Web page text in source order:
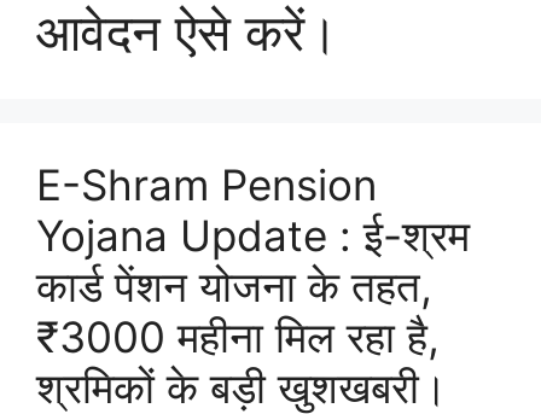
आवेदन ऐसे करें।
E-Shram Pension
Yojana Update : ई-श्रम
कार्ड पेंशन योजना के तहत,
₹3000 महीना मिल रहा है,
श्रमिकों के बड़ी खुशखबरी।